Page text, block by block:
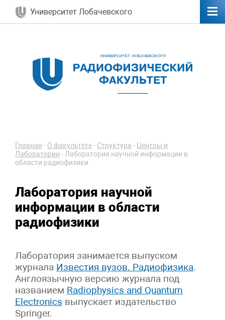
Университет Лобачевского
Главная - О факультете- Структура - Центры и
Лаборатории -Лаборатория научной информации в
области радиофизики
Лаборатория научной
информации в области
радиофизики
Лаборатория занимается выпуском
журнала Известия вузов. Радиофизика.
Англоязычную версию журнала под
названием Radiophysics and Quantum
Electronics выпускает издательство
Springer.